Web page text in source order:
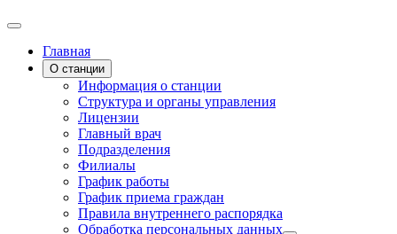
Главная
О станции
Информация о станции
Структура и органы управления
Лицензии
Главный врач
Подразделения
Филиалы
График работы
График приема граждан
Правила внутреннего распорядка
Обработка персональных данных